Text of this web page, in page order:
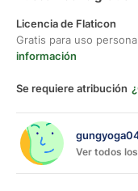
Licencia de Flaticon
Gratis para uso
información
Se requiere atribución
Ver todos